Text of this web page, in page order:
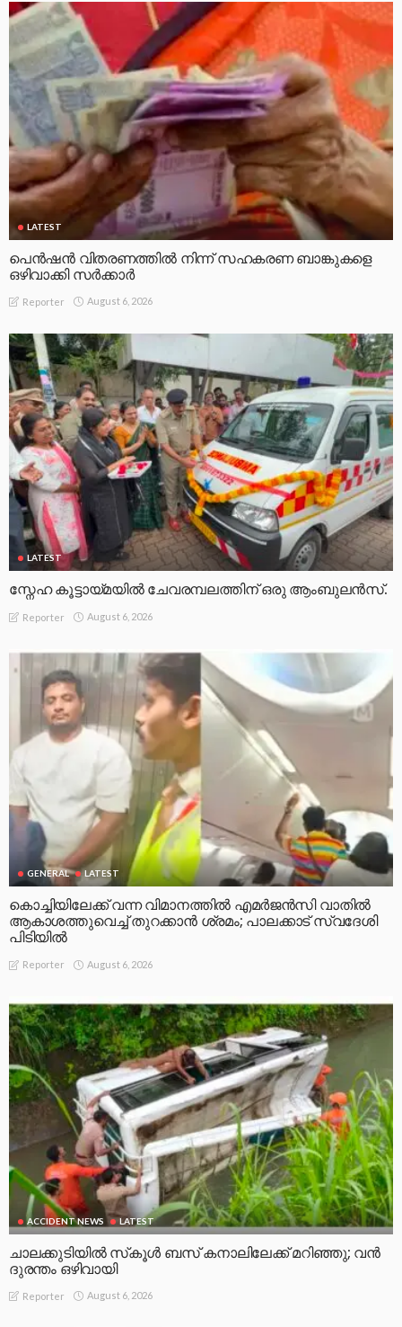
LATEST
പെൻഷൻ വിതരണത്തിൽ നിന്ന് സഹകരണ ബാങ്കുകളെ
ഒഴിവാക്കി സർക്കാർ
Reporter August 6, 2026
LATEST
സ്നേഹ കൂട്ടായ്മയിൽ ചേവരമ്പലത്തിന് ഒരു ആംബുലൻസ്.
Reporter August 6, 2026
GENERAL LATEST
കൊച്ചിയിലേക്ക് വന്ന വിമാനത്തിൽ എമർജൻസി വാതിൽ
ആകാശത്തുവെച്ച് തുറക്കാൻ ശ്രമം; പാലക്കാട് സ്വദേശി
പിടിയിൽ
Reporter August 6, 2026
ACCIDENT NEWS LATEST
ചാലക്കുടിയിൽ സ്‌കൂൾ ബസ് കനാലിലേക്ക് മറിഞ്ഞു; വൻ
ദുരന്തം ഒഴിവായി
Reporter August 6, 2026